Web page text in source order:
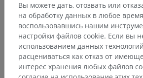
Вы можете дать, отозвать или
на обработку данных в любое
воспользовавшись нашим
настройки файлов cookie. Если вы
использованием данных
расцениваться как отказ от
интерес хранения любых файлов